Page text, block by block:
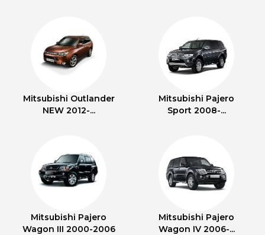
Mitsubishi Outlander
NEW 2012-...
Mitsubishi Pajero
Sport 2008-...
Mitsubishi Pajero
Wagon III 2000-2006
Mitsubishi Pajero
Wagon IV 2006-...